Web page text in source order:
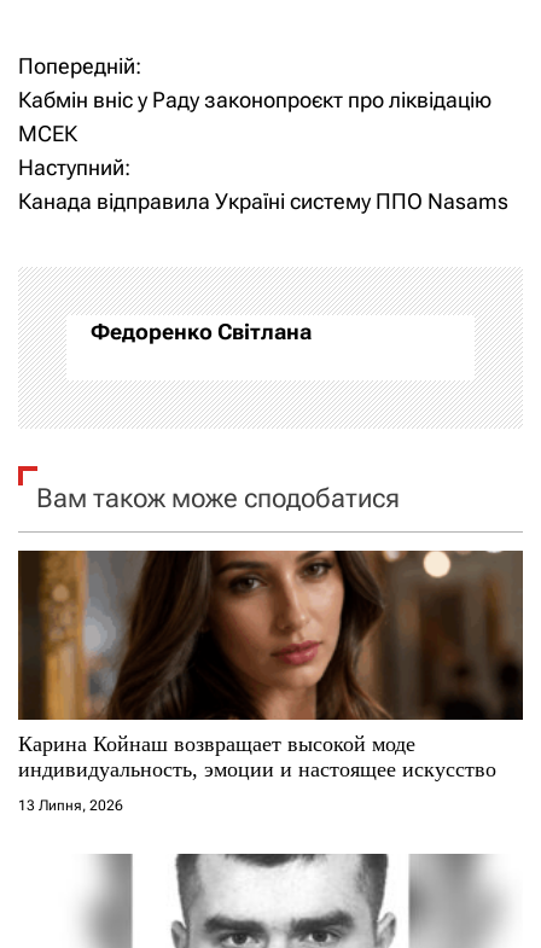
Н
а
в
г
а
ц
і
я
з
с
і
Попередній:
Кабмін вніс у Раду законопроєкт про ліквідацію
МСЕК
Наступний:
Канада відправила Україні систему ППО Nasams
Федоренко Світлана
Вам також може сподобатися
Карина Койнаш возвращает высокой моде
индивидуальность, эмоции и настоящее искусство
13 Липня, 2026